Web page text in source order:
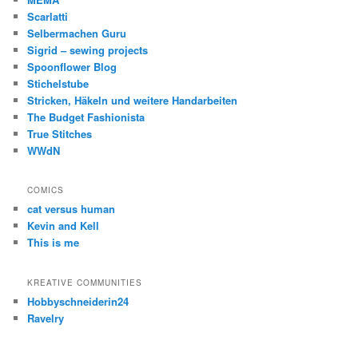
Scarlatti
Selbermachen Guru
Sigrid – sewing projects
Spoonflower Blog
Stichelstube
Stricken, Häkeln und weitere Handarbeiten
The Budget Fashionista
True Stitches
WWdN
COMICS
cat versus human
Kevin and Kell
This is me
KREATIVE COMMUNITIES
Hobbyschneiderin24
Ravelry